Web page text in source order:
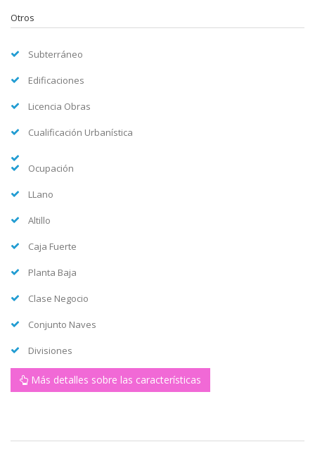
Otros
Subterráneo
Edificaciones
Licencia Obras
Cualificación Urbanística
Ocupación
LLano
Altillo
Caja Fuerte
Planta Baja
Clase Negocio
Conjunto Naves
Divisiones
Más detalles sobre las características